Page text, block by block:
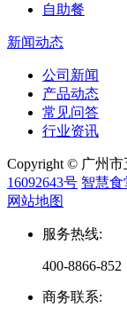
自助餐
新闻动态
公司新闻
产品动态
常见问答
行业资讯
Copyright © 广州
16092643号 智慧食
网站地图
服务热线:
400-8866-852
商务联系: